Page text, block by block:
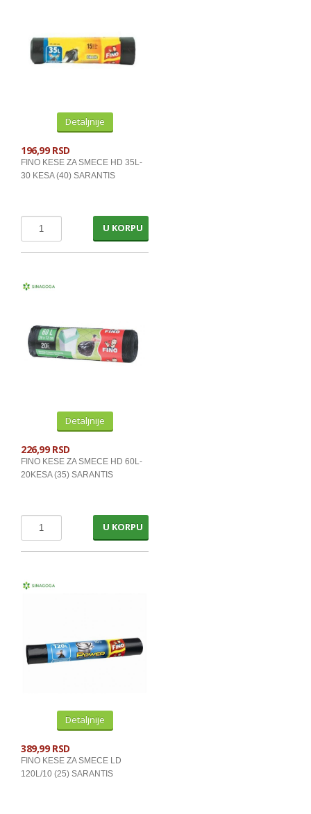
SEMENA ZA POVRCE I CVECE
SAKSIJE
PARTY PROGRAM I UKRASNE KESE
CARAPE, NAZUVKE
POSTELJINA I TEKSTIL
DONJI VES, GARDEROBA
SKOLSKI PRIBOR
STAKLO,KERAMIKA,DEKORACIJE
POSUDJE I KUHINJSKI DODACI
SITNI KUCNI APARATI
AUTO KOZMETIKA
SUPER HRANA
Detaljnije
196,99 RSD
FINO KESE ZA SMECE HD 35L-
30 KESA (40) SARANTIS
U KORPU
Detaljnije
226,99 RSD
FINO KESE ZA SMECE HD 60L-
20KESA (35) SARANTIS
U KORPU
Detaljnije
389,99 RSD
FINO KESE ZA SMECE LD
120L/10 (25) SARANTIS